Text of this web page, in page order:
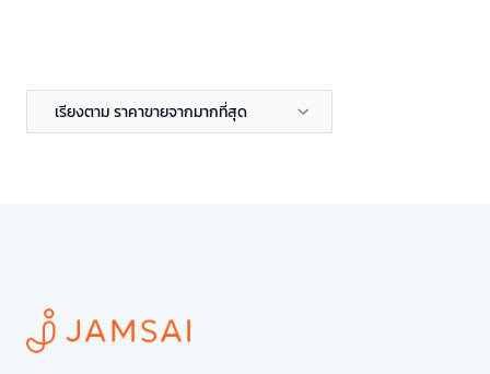
เรียงตาม ราคาขายจากมากที่สุด